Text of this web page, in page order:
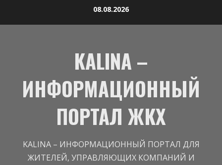
08.08.2026
KALINA –
ИНФОРМАЦИОННЫЙ
ПОРТАЛ ЖКХ
KALINA – ИНФОРМАЦИОННЫЙ ПОРТАЛ ДЛЯ
ЖИТЕЛЕЙ, УПРАВЛЯЮЩИХ КОМПАНИЙ И